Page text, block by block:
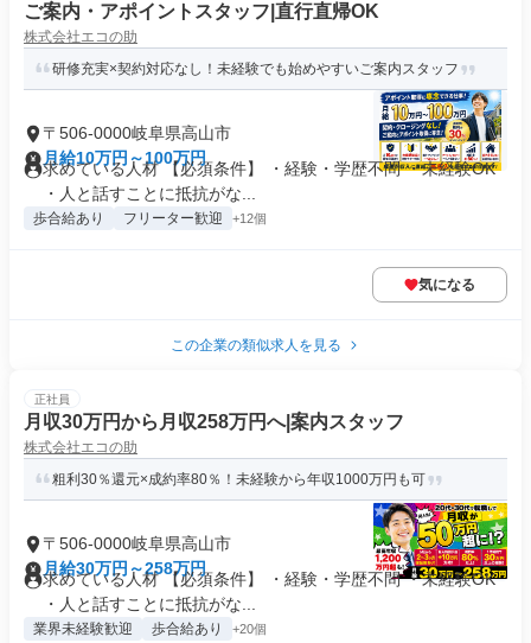
ご案内・アポイントスタッフ|直行直帰OK
株式会社エコの助
研修充実×契約対応なし！未経験でも始めやすいご案内スタッフ
〒506-0000岐阜県高山市
月給10万円～100万円
求めている人材 【必須条件】 ・経験・学歴不問 ・未経験OK
・人と話すことに抵抗がな...
歩合給あり フリーター歓迎 +12個
気になる
この企業の類似求人を見る
正社員
月収30万円から月収258万円へ|案内スタッフ
株式会社エコの助
粗利30％還元×成約率80％！未経験から年収1000万円も可
〒506-0000岐阜県高山市
月給30万円～258万円
求めている人材 【必須条件】 ・経験・学歴不問 ・未経験OK
・人と話すことに抵抗がな...
業界未経験歓迎 歩合給あり +20個